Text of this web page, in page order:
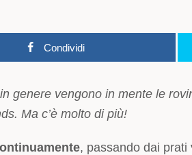
Condividi
genere vengono in mente le
Ma c’è molto di più!
, passando dai